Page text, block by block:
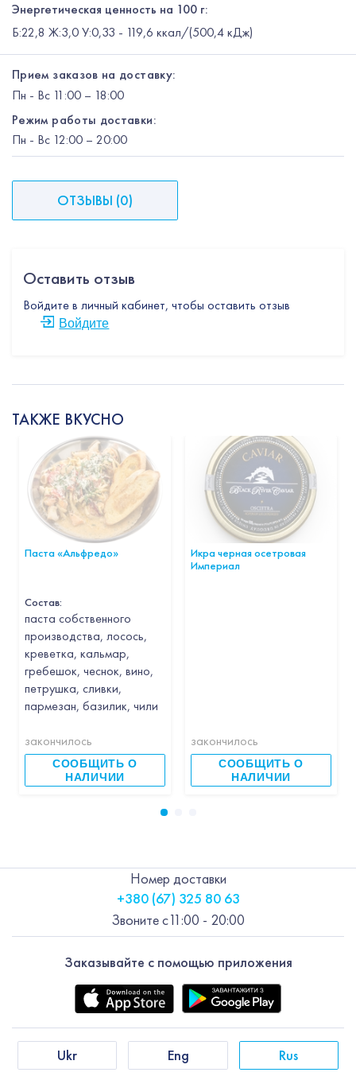
Энергетическая ценность на 100 г:
Б:22,8 Ж:3,0 У:0,33 - 119,6 ккал/(500,4 кДж)
Прием заказов на доставку:
Пн - Вс 11:00 – 18:00
Режим работы доставки:
Пн - Вс 12:00 – 20:00
ОТЗЫВЫ (0)
Оставить отзыв
Войдите в личный кабинет, чтобы оставить отзыв
Войдите
ТАКЖЕ ВКУСНО
Паста «Альфредо»
Состав:
паста собственного
производства, лосось,
креветка, кальмар,
гребешок, чеснок, вино,
петрушка, сливки,
пармезан, базилик, чили
закончилось
СООБЩИТЬ О
НАЛИЧИИ
Икра черная осетровая
Империал
закончилось
СООБЩИТЬ О
НАЛИЧИИ
Заказывайте с помощью приложения
Ukr Eng Rus
Номер доставки
+380 (67) 325 80 63
Звоните с11:00 - 20:00